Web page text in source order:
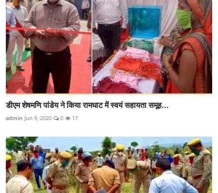
डीएम शेषमणि पांडेय ने किया रामघाट में स्वयं सहायता समूह...
admin Jun 9, 2020 0 17